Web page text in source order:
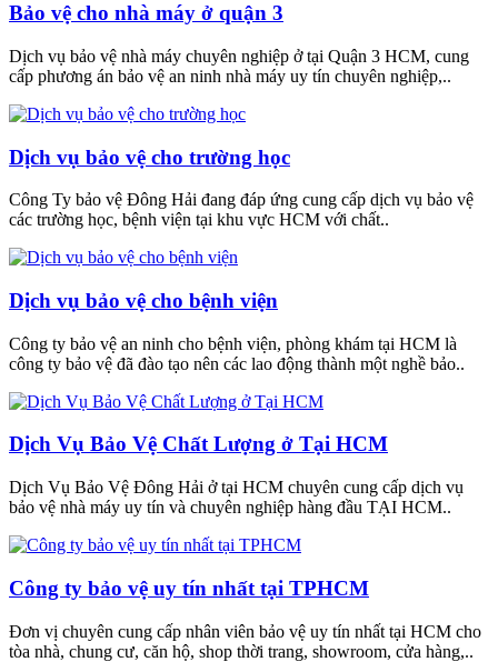
Bảo vệ cho nhà máy ở quận 3
Dịch vụ bảo vệ nhà máy chuyên nghiệp ở tại Quận 3 HCM, cung
cấp phương án bảo vệ an ninh nhà máy uy tín chuyên nghiệp,..
Dịch vụ bảo vệ cho trường học
Công Ty bảo vệ Đông Hải đang đáp ứng cung cấp dịch vụ bảo vệ
các trường học, bệnh viện tại khu vực HCM với chất..
Dịch vụ bảo vệ cho bệnh viện
Công ty bảo vệ an ninh cho bệnh viện, phòng khám tại HCM là
công ty bảo vệ đã đào tạo nên các lao động thành một nghề bảo..
Dịch Vụ Bảo Vệ Chất Lượng ở Tại HCM
Dịch Vụ Bảo Vệ Đông Hải ở tại HCM chuyên cung cấp dịch vụ
bảo vệ nhà máy uy tín và chuyên nghiệp hàng đầu TẠI HCM..
Công ty bảo vệ uy tín nhất tại TPHCM
Đơn vị chuyên cung cấp nhân viên bảo vệ uy tín nhất tại HCM cho
tòa nhà, chung cư, căn hộ, shop thời trang, showroom, cửa hàng,..